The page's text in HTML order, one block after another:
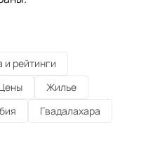
и рейтинги
Жилье
Гвадалахара